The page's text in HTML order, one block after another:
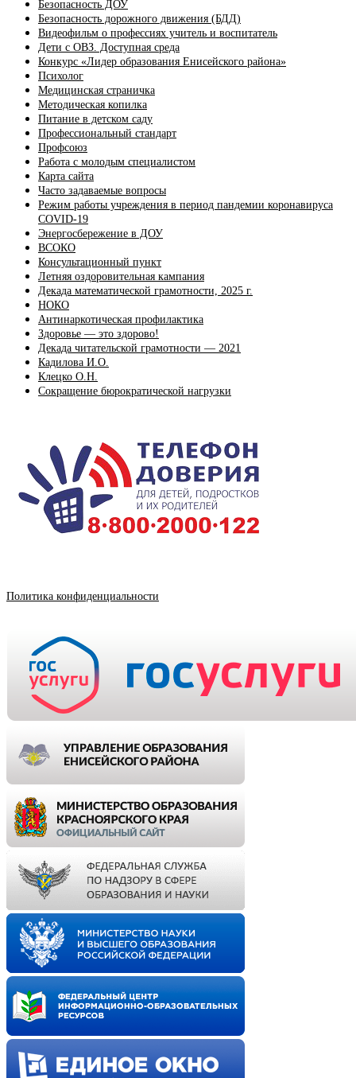
Безопасность ДОУ
Безопасность дорожного движения (БДД)
Видеофильм о профессиях учитель и воспитатель
Дети с ОВЗ. Доступная среда
Конкурс «Лидер образования Енисейского района»
Психолог
Медицинская страничка
Методическая копилка
Питание в детском саду
Профессиональный стандарт
Профсоюз
Работа с молодым специалистом
Карта сайта
Часто задаваемые вопросы
Режим работы учреждения в период пандемии коронавируса
COVID-19
Энергосбережение в ДОУ
ВСОКО
Консультационный пункт
Летняя оздоровительная кампания
Декада математической грамотности, 2025 г.
НОКО
Антинаркотическая профилактика
Здоровье — это здорово!
Декада читательской грамотности — 2021
Кадилова И.О.
Клецко О.Н.
Сокращение бюрократической нагрузки
Политика конфиденциальности